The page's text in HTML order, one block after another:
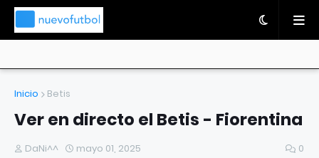
Inicio Betis
Ver en directo el Betis - Fiorentina
DaNi^^ mayo 01, 2025 0